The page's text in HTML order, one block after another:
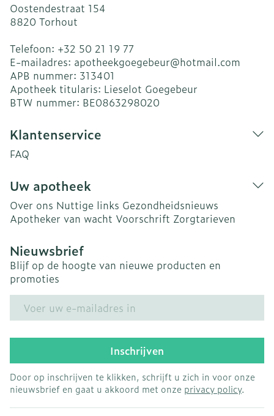
Oostendestraat 154
8820 Torhout
Telefoon: +32 50 21 19 77
E-mailadres: apotheekgoegebeur@hotmail.com
APB nummer: 313401
Apotheek titularis: Lieselot Goegebeur
BTW nummer: BE0863298020
Klantenservice
FAQ
Uw apotheek
Over ons Nuttige links Gezondheidsnieuws
Apotheker van wacht Voorschrift Zorgtarieven
Nieuwsbrief
Blijf op de hoogte van nieuwe producten en
promoties
Inschrijven
Door op inschrijven te klikken, schrijft u zich in voor onze
nieuwsbrief en gaat u akkoord met onze privacy policy.